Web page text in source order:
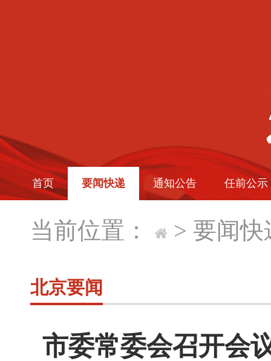
首页 要闻快递 通知公告 任前公示
当前位置： > 要闻快
北京要闻
市委常委会召开会